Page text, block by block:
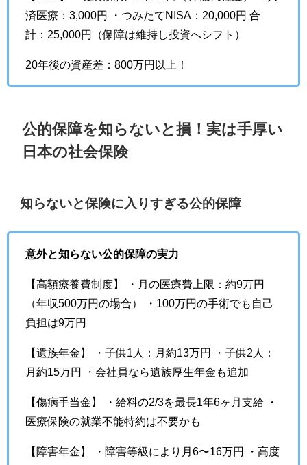
済医療：3,000円 ・つみたてNISA：20,000円 合
計：25,000円（保障は維持し投資へシフト）
20年後の資産差：800万円以上！
公的保障を知らないと損！実は手厚い
日本の社会保険
知らないと保険に入りすぎる公的保障
意外と知らない公的保障の実力
【高額療養費制度】 ・月の医療費上限：約9万円
（年収500万円の場合） ・100万円の手術でも自己
負担は9万円
【遺族年金】 ・子供1人：月約13万円 ・子供2人：
月約15万円 ・会社員なら遺族厚生年金も追加
【傷病手当金】 ・給料の2/3を最長1年6ヶ月支給 ・
医療保険の就業不能特約は不要かも
【障害年金】 ・障害等級により月6〜16万円 ・高度